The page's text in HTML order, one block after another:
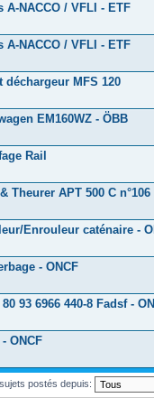
A-NACCO / VFLI - ETF
A-NACCO / VFLI - ETF
déchargeur MFS 120
EM160WZ - ÖBB
Rail
Theurer APT 500 C n°106
Enrouleur caténaire -
- ONCF
93 6966 440-8 Fadsf -
ONCF
postés depuis: